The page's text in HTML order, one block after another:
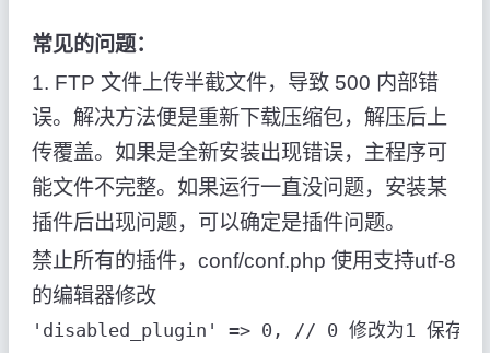
常见的问题：
1. FTP 文件上传半截文件，导致 500 内部错
误。解决方法便是重新下载压缩包，解压后上
传覆盖。如果是全新安装出现错误，主程序可
能文件不完整。如果运行一直没问题，安装某
插件后出现问题，可以确定是插件问题。
禁止所有的插件，conf/conf.php 使用支持utf-8
的编辑器修改
'disabled_plugin' => 0, // 0 修改为1 保存覆盖